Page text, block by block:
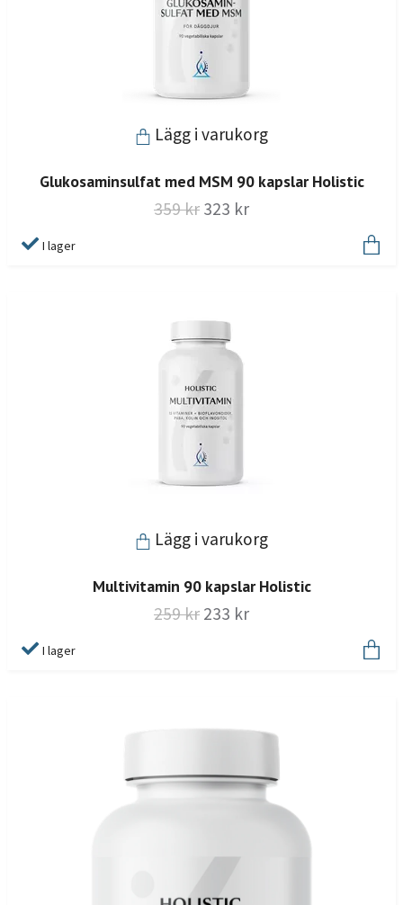
Lägg i varukorg
Glukosaminsulfat med MSM 90 kapslar Holistic
359 kr 323 kr
I lager
Lägg i varukorg
Multivitamin 90 kapslar Holistic
259 kr 233 kr
I lager